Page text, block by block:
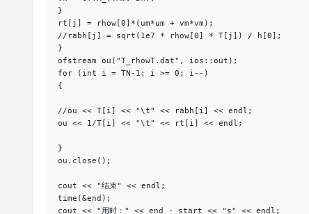
}
rt[j] = rhow[0]*(um*um + vm*vm);
//rabh[j] = sqrt(1e7 * rhow[0] * T[j]) / h[0];
}
ofstream ou("T_rhowT.dat", ios::out);
for (int i = TN-1; i >= 0; i--)
{
//ou << T[i] << "\t" << rabh[i] << endl;
ou << 1/T[i] << "\t" << rt[i] << endl;
}
ou.close();
cout << "结束" << endl;
time(&end);
cout << "用时：" << end - start << "s" << endl;